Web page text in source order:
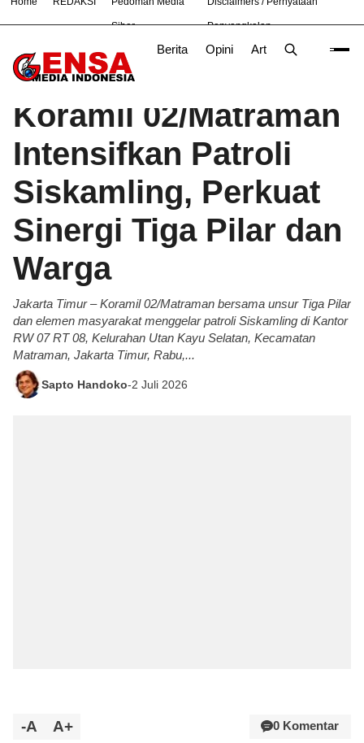
Siber Penyangkalan
Berita Opini Artikel
# Bekasi Hukum Nasional News TNI
Beranda/Berita
Koramil 02/Matraman
Intensifkan Patroli
Siskamling, Perkuat
Sinergi Tiga Pilar dan
Warga
Jakarta Timur – Koramil 02/Matraman bersama unsur Tiga Pilar
dan elemen masyarakat menggelar patroli Siskamling di Kantor
RW 07 RT 08, Kelurahan Utan Kayu Selatan, Kecamatan
Matraman, Jakarta Timur, Rabu,...
Sapto Handoko-2 Juli 2026
-A A+ 0 Komentar